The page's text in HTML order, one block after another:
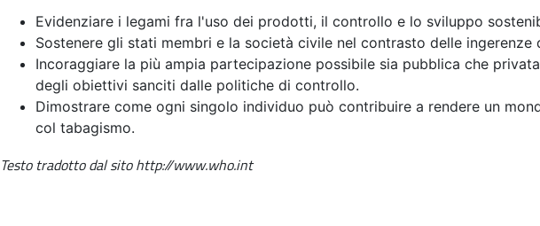
Evidenziare i legami fra l'uso dei prodotti, il controllo e lo sviluppo
Sostenere gli stati membri e la società civile nel contrasto delle
Incoraggiare la più ampia partecipazione possibile sia pubblica che
degli obiettivi sanciti dalle politiche di controllo.
Dimostrare come ogni singolo individuo può contribuire a rendere un
col tabagismo.
Testo tradotto dal sito http://www.who.int